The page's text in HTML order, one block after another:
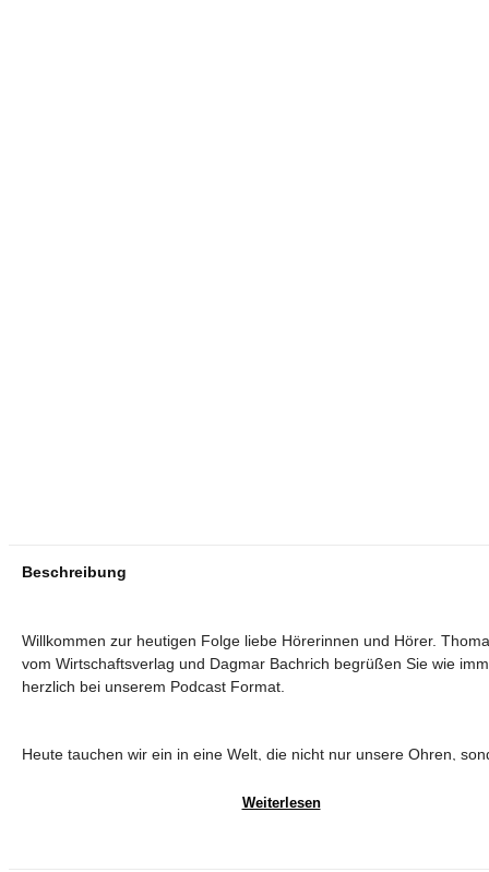
Beschreibung
Willkommen zur heutigen Folge liebe Hörerinnen und Hörer.
vom Wirtschaftsverlag und Dagmar Bachrich begrüßen Sie wie
herzlich bei unserem Podcast Format.
Heute tauchen wir ein in eine Welt, die nicht nur unsere Ohren,
Materialien mit Geschichte und Zukunft – und um die Kunst, mit
Weiterlesen